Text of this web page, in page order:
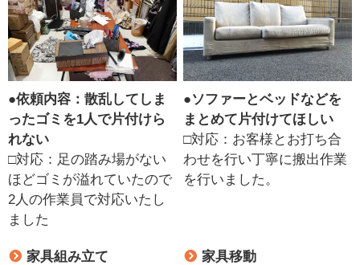
●依頼内容：散乱してしま
ったゴミを1人で片付けら
れない
□対応：足の踏み場がない
ほどゴミが溢れていたので
2人の作業員で対応いたし
ました
●ソファーとベッドなどを
まとめて片付けてほしい
□対応：お客様とお打ち合
わせを行い丁寧に搬出作業
を行いました。
家具組み立て 家具移動